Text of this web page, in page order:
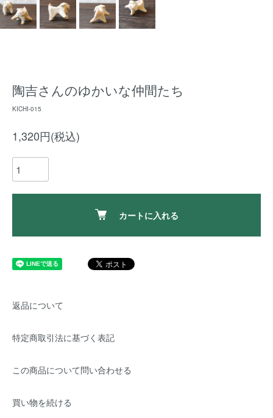
陶吉さんのゆかいな仲間たち
KICHI-015
1,320円(税込)
カートに入れる
返品について
特定商取引法に基づく表記
この商品について問い合わせる
買い物を続ける